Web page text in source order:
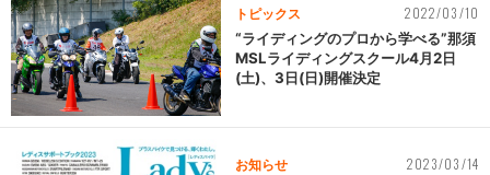
トピックス 2022/03/10
“ライディングのプロから学べる”那須
MSLライディングスクール4月2日
(土)、3日(日)開催決定
お知らせ 2023/03/14